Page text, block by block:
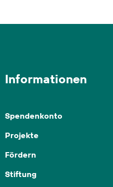
Informationen
Spendenkonto
Projekte
Fördern
Stiftung